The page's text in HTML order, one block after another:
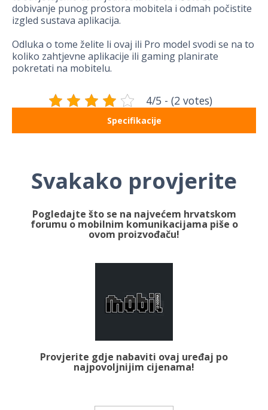
dobivanje punog prostora mobitela i odmah počistite
izgled sustava aplikacija.
Odluka o tome želite li ovaj ili Pro model svodi se na to
koliko zahtjevne aplikacije ili gaming planirate
pokretati na mobitelu.
4/5 - (2 votes)
Specifikacije
Svakako provjerite
Pogledajte što se na najvećem hrvatskom
forumu o mobilnim komunikacijama piše o
ovom proizvođaču!
Provjerite gdje nabaviti ovaj uređaj po
najpovoljnijim cijenama!